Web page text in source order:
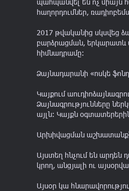
պահպանվել են ոչ միայն
հաղորդումներ,
2017 թվականից սկսվեց
բարձրացման, երկարատև
հիմնադրամը:
Ձայնադարանի «ոսկե
Կայքում
Ձայնագրությունները
այլն: Կայքն
Արխիվացման
Այստեղ հնչում են արդեն
կրող, անցյալի ու
Այսօր կա